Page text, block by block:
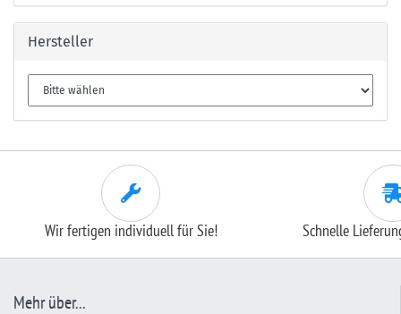
Hersteller
Wir fertigen individuell für Sie! Schnelle
Mehr über...